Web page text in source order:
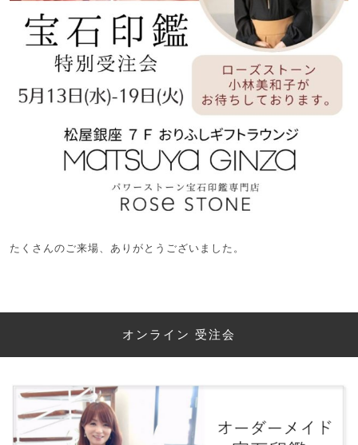
たくさんのご来場、ありがとうございました。
オンライン 受注会